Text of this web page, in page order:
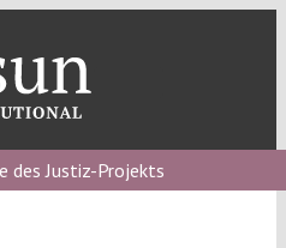
des Justiz-Projekts